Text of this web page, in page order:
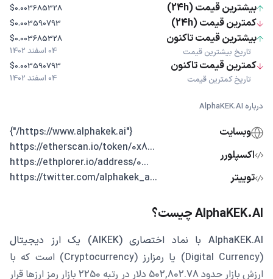
بیشترین قیمت (24h) $0.003685328
کمترین قیمت (24h) $0.003590793
بیشترین قیمت تاکنون
تاریخ بیشترین قیمت
$0.003685328
04 اسفند 1402
کمترین قیمت تاکنون
تاریخ کمترین قیمت
$0.003590793
04 اسفند 1402
درباره AlphaKEK.AI
وبسایت
{"https://www.alphakek.ai/"}
اکسپلورر
...https://etherscan.io/token/0x8
...https://ethplorer.io/address/0
توییتر
...https://twitter.com/alphakek_a
AlphaKEK.AI چیست؟
AlphaKEK.AI با نماد اختصاری (AIKEK) یک ارز دیجیتال
(Digital Currency) یا رمزارز (Cryptocurrency) است که با
ارزش بازار حدود 502,802.78 دلار در رتبه 2250 بازار رمز ارزها قرار